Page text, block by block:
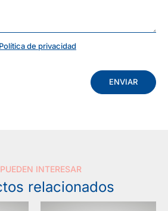
Política de privacidad
ENVIAR
INTERESAR
relacionados